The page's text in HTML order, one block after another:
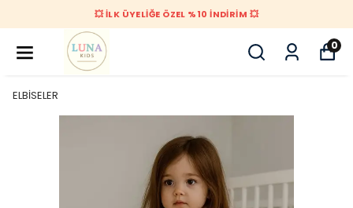
💥 İLK ÜYELİĞE ÖZEL %10 İNDİRİM 💥
0
ELBİSELER